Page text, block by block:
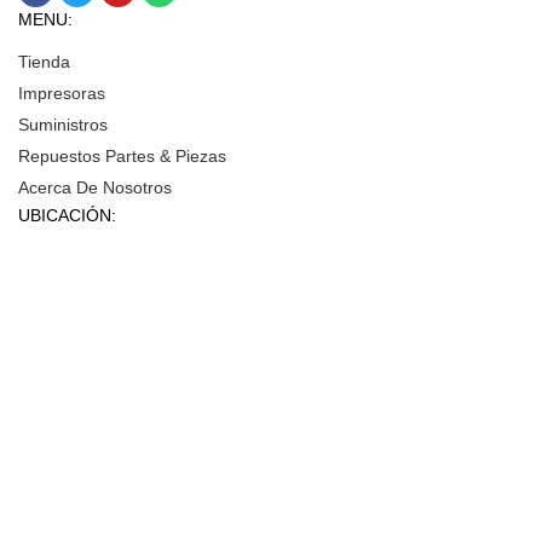
MENU:
Tienda
Impresoras
Suministros
Repuestos Partes & Piezas
Acerca De Nosotros
UBICACIÓN: